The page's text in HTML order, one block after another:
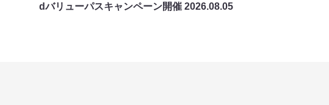
dバリューパスキャンペーン開催 2026.08.05